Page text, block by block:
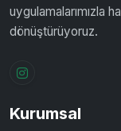
uygulamalarımızla
dönüştürüyoruz.
Instagram
Kurumsal